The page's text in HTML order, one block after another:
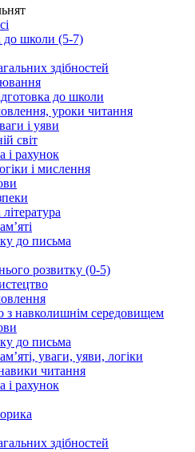
до школи (5-7)
здібностей
до школи
уроки читання
і уяви
світ
і рахунок
і мислення
до письма
розвитку (0-5)
з навколишнім середовищем
до письма
уваги, уяви, логіки
читання
і рахунок
здібностей